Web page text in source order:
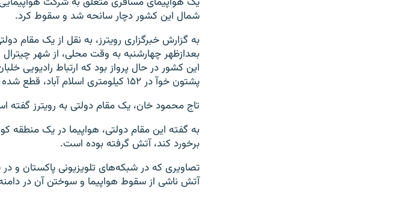
شمال این کشور دچار سانحه شد و سقوط کرد.
به گزارش خبرگزاری رویترز، به نقل از یک مقام
بعدازظهر چهارشنبه به وقت محلی، از شهر
این کشور در حال پرواز بود که ارتباط رادیویی
پشتون خوآ در ۱۵۲ کیلومتری اسلام آباد، قطع شده و این هواپیما از صفحه رادار محو شده است.
تاج محمود خان، یک مقام دولتی به رویترز
به گفته این مقام دولتی، هواپیما در یک
برخورد کند، آتش گرفته بوده است.
تصاویری که در شبکه‌های تلویزیونی پاکستان و
آتش ناشی از سقوط هواپیما و سوختن آن در